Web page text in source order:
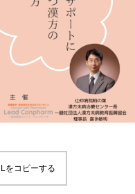
をコピーする